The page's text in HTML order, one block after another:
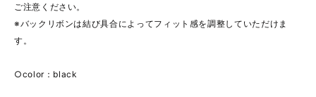
ご注意ください。
※バックリボンは結び具合によってフィット感を調整していただけま
す。
○color：black